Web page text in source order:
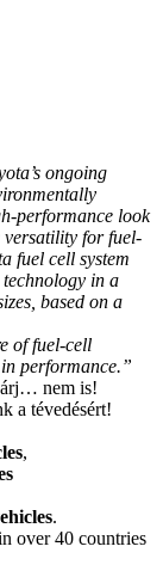
ongoing
performance look
versatility for fuel-
fuel cell system
in a
based on a
of fuel-cell
performance.”
nem is!
a tévedésért!
,
.
over 40 countries